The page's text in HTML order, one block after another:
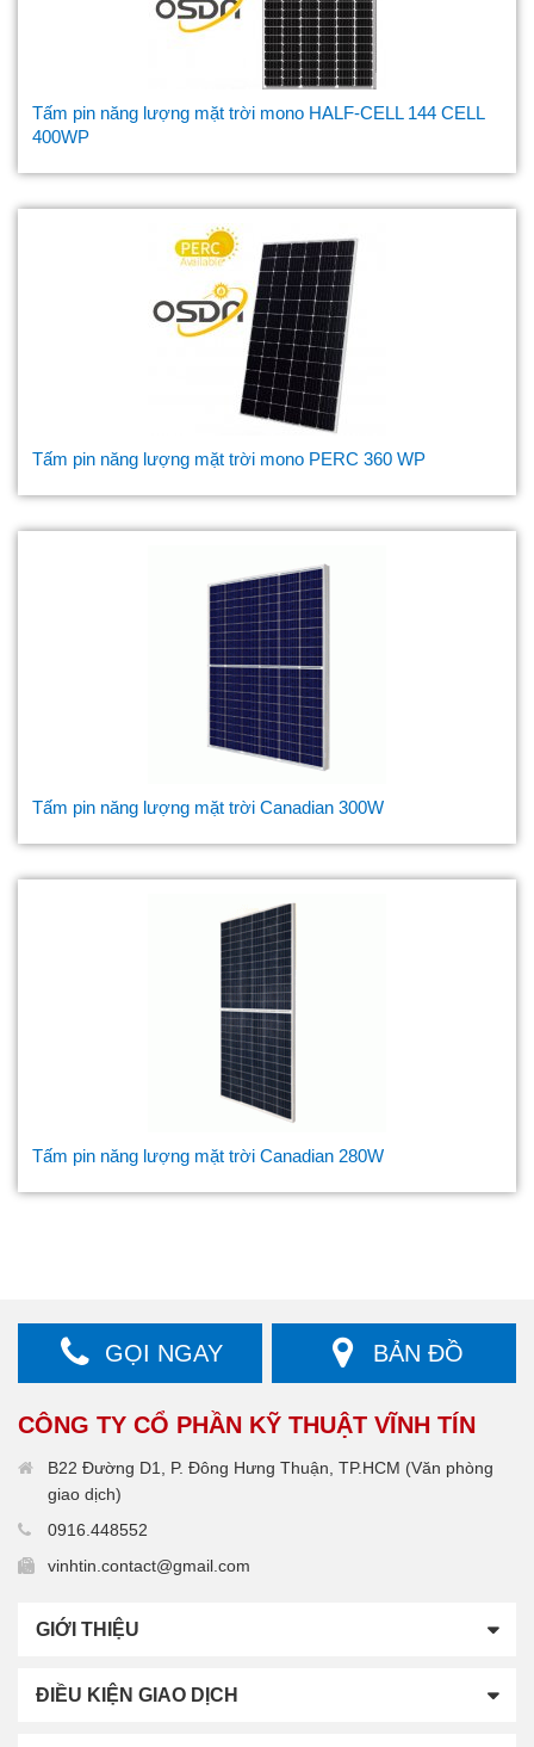
Tấm pin năng lượng mặt trời mono HALF-CELL 144 CELL
400WP
Tấm pin năng lượng mặt trời mono PERC 360 WP
Tấm pin năng lượng mặt trời Canadian 300W
Tấm pin năng lượng mặt trời Canadian 280W
GỌI NGAY BẢN ĐỒ
CÔNG TY CỔ PHẦN KỸ THUẬT VĨNH TÍN
B22 Đường D1, P. Đông Hưng Thuận, TP.HCM (Văn phòng
giao dịch)
0916.448552
vinhtin.contact@gmail.com
GIỚI THIỆU
ĐIỀU KIỆN GIAO DỊCH